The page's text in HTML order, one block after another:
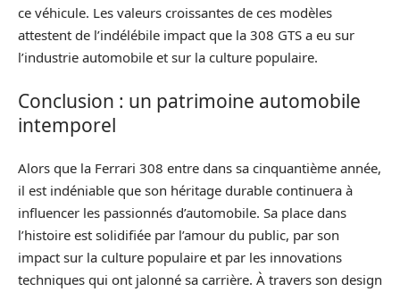
ce véhicule. Les valeurs croissantes de ces modèles
attestent de l’indélébile impact que la 308 GTS a eu sur
l’industrie automobile et sur la culture populaire.
Conclusion : un patrimoine automobile
intemporel
Alors que la Ferrari 308 entre dans sa cinquantième année,
il est indéniable que son héritage durable continuera à
influencer les passionnés d’automobile. Sa place dans
l’histoire est solidifiée par l’amour du public, par son
impact sur la culture populaire et par les innovations
techniques qui ont jalonné sa carrière. À travers son design